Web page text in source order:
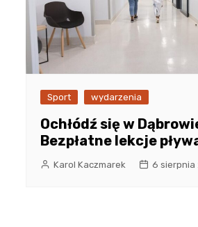
Sport wydarzenia
Ochłódź się w
Bezpłatne lekcje
Karol Kaczmarek 6 sierpnia